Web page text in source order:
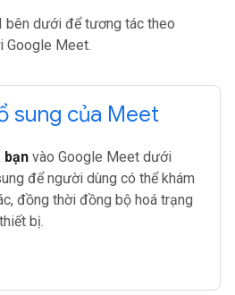
bên dưới để tương tác theo
Google Meet.
sung của Meet
bạn vào Google Meet dưới
để người dùng có thể khám
đồng thời đồng bộ hoá trạng
bị.